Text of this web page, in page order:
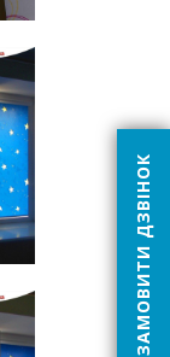
ЗАМОВИТИ ДЗВІНОК